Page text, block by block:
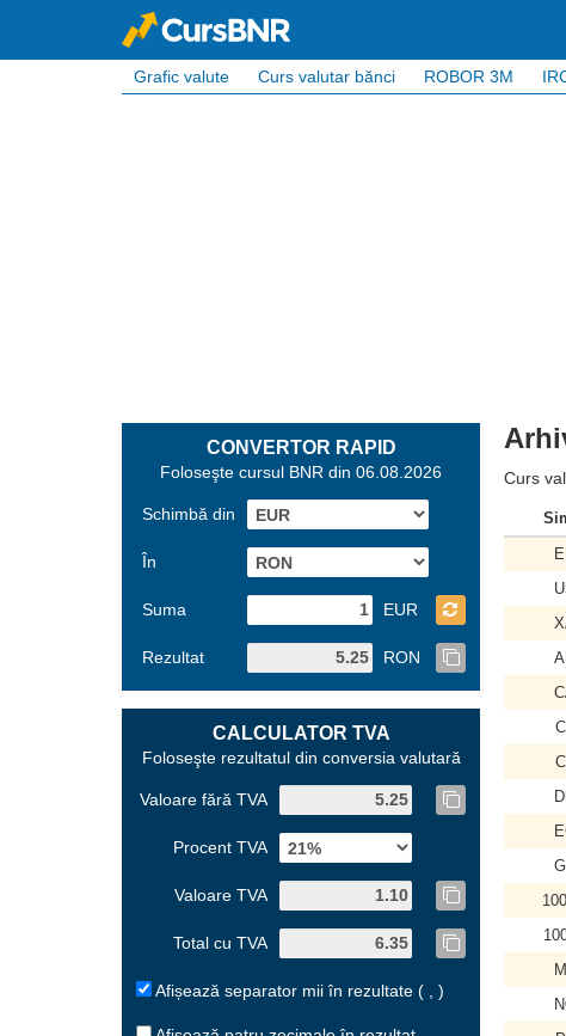
Grafic valute Curs valutar bănci ROBOR 3M
CONVERTOR RAPID
Foloseşte cursul BNR din 06.08.2026
Schimbă din
În
Suma EUR
Rezultat RON
CALCULATOR TVA
Foloseşte rezultatul din conversia valutară
Valoare fără TVA
Procent TVA
Valoare TVA
Total cu TVA
Afișează separator mii în rezultate ( , )
Curs